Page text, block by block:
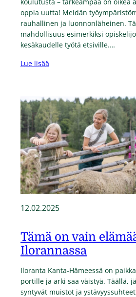
oppia uutta! Meidän
rauhallinen ja luonnonläheinen.
mahdollisuus esimerkiksi
kesäkaudelle työtä etsiville.…
Lue lisää
12.02.2025
Tämä on vain
Ilorannassa
Iloranta Kanta-Hämeessä on
portille ja arki saa väistyä. Täällä,
syntyvät muistot ja